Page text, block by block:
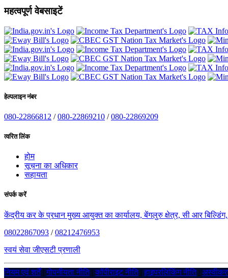
महत्वपूर्ण वेबसाइटें
हेल्पलाइन नंबर
080-22866812 /080-22869210 /080-22869209
त्वरित लिंक
होम
सूचना का अधिकार
सहायता
संपर्क करें
केंद्रीय कर के प्रधान मुख्य आयुक्त का कार्यालय, बेंगलुरु क्षेत्र, सी आर
08022867093 /08212476953
स्वयं सेवा जीएसटी प्रणाली
नियम एवं शर्तें|गोपनीयता नीति|कॉपीराइट नीति|हाइपरलिंकिंग नीति|